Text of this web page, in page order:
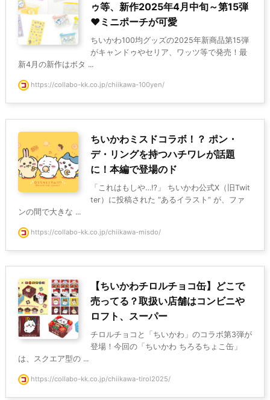
ゥ等、新作2025年4月中旬～第15弾
♥ミニポーチが可愛
ちいかわ100均グッズの2025年新商品第15弾
がキャンドゥやセリア、ワッツ等で発売！最
新4月の新作はボタ ...
https://collabo-kk.co.jp/chiikawa-100yen/
ちいかわミスドコラボ！？ ポン・
デ・リングを持つハチワレが話題
に！本編で登場のド
「これはもしや…⁉」 ちいかわ公式X（旧Twit
ter）に投稿された “あるイラスト” が、ファ
ンの間で大きな ...
https://collabo-kk.co.jp/chiikawa-misdo/
【ちいかわチロルチョコ缶】どこで
売ってる？取扱い店舗はコンビニや
ロフト、スーパー
チロルチョコと「ちいかわ」のコラボ第3弾が
登場！今回の「ちいかわ ちろるちょこ缶」
は、スクエア型の ...
https://collabo-kk.co.jp/chiikawa-tirol2025/